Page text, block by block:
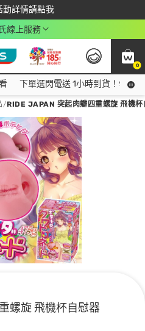
動詳情請點我
最高回饋$350
線上服務
0
下單選閃電送 1小時到貨！領神
/RIDE JAPAN 突起肉瓣四重螺旋 飛機杯
螺旋 飛機杯自慰器